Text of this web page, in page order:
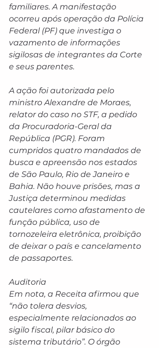
familiares. A manifestação
ocorreu após operação da Polícia
Federal (PF) que investiga o
vazamento de informações
sigilosas de integrantes da Corte
e seus parentes.
A ação foi autorizada pelo
ministro Alexandre de Moraes,
relator do caso no STF, a pedido
da Procuradoria-Geral da
República (PGR). Foram
cumpridos quatro mandados de
busca e apreensão nos estados
de São Paulo, Rio de Janeiro e
Bahia. Não houve prisões, mas a
Justiça determinou medidas
cautelares como afastamento de
função pública, uso de
tornozeleira eletrônica, proibição
de deixar o país e cancelamento
de passaportes.
Auditoria
Em nota, a Receita afirmou que
“não tolera desvios,
especialmente relacionados ao
sigilo fiscal, pilar básico do
sistema tributário”. O órgão